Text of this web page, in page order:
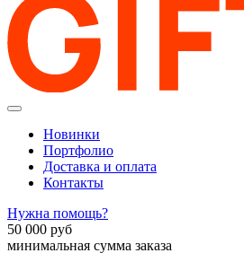
Новинки
Портфолио
Доставка и оплата
Контакты
Нужна помощь?
50 000 руб
минимальная сумма заказа